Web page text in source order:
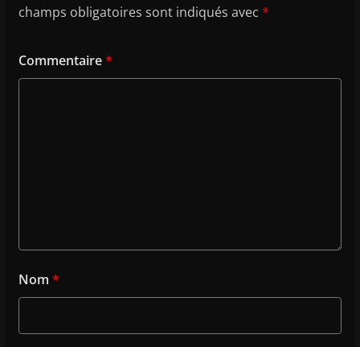
champs obligatoires sont indiqués avec *
Commentaire*
Nom *